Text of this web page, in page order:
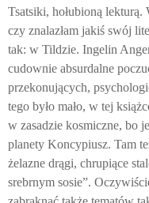
Tsatsiki, hołubioną
czy znalazłam jakiś swój
tak: w Tildzie. Ingelin
cudownie absurdalne
przekonujących,
tego było mało, w tej
w zasadzie kosmiczne, bo
planety Koncypiusz. Tam
żelazne drągi, chrupiące
srebrnym sosie”.